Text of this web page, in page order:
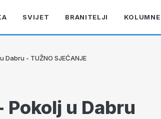
SVIJET BRANITELJI KOLUMNE
Dabru - TUŽNO SJEĆANJE
Pokolj u Dabru